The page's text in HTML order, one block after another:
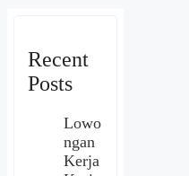
Recent
Posts
Lowo
ngan
Kerja